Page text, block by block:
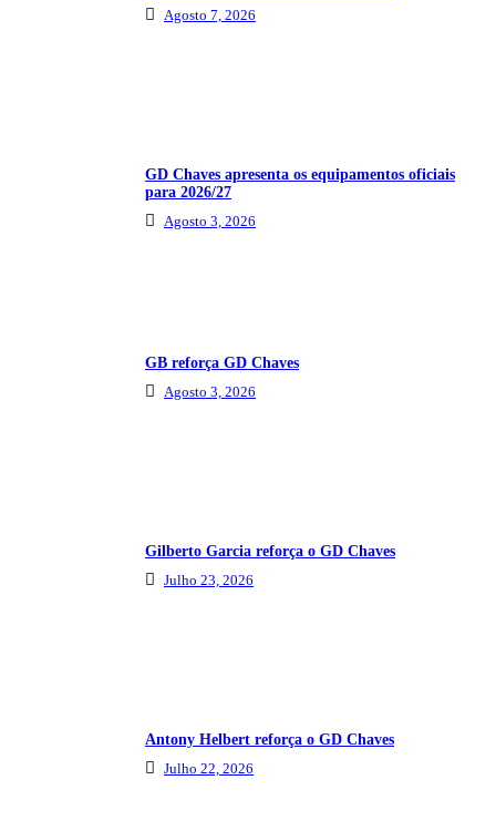
Agosto 7, 2026
GD Chaves apresenta os equipamentos oficiais
para 2026/27
Agosto 3, 2026
GB reforça GD Chaves
Agosto 3, 2026
Gilberto Garcia reforça o GD Chaves
Julho 23, 2026
Antony Helbert reforça o GD Chaves
Julho 22, 2026